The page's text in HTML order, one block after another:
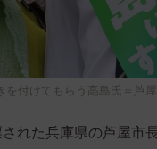
を付けてもらう高島氏＝芦
れた兵庫県の芦屋市